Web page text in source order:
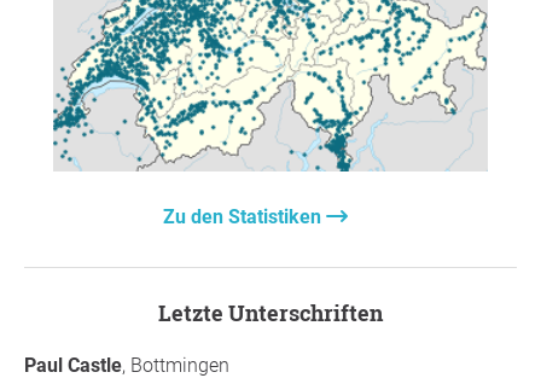
Zu den Statistiken
Letzte Unterschriften
Paul Castle, Bottmingen